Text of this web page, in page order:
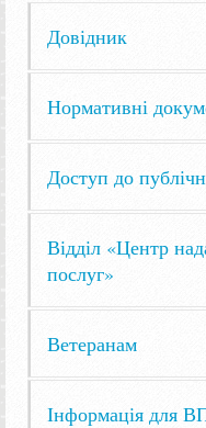
Довідник
Нормативні
Доступ до
Відділ «Центр
послуг»
Ветеранам
Інформація для